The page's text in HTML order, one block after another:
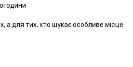
а для тих, хто шукає особливе місце